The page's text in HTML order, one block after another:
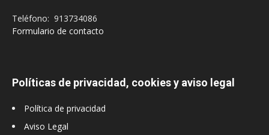
Teléfono: 913734086
Formulario de contacto
Políticas de privacidad, cookies y aviso legal
Política de privacidad
Aviso Legal